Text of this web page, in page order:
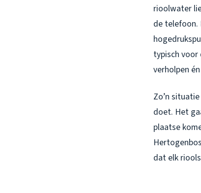
rioolwater
de telefoon.
typisch voor
verholpen
Zo’n
doet. Het
plaatse
dat elk